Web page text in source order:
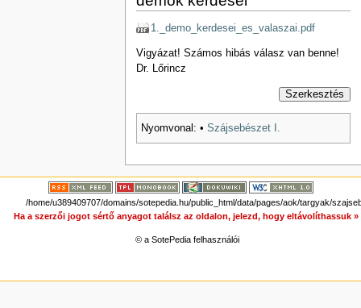
1._demo_kerdesei_es_valaszai.pdf
Vigyázat! Számos hibás válasz van benne!
Dr. Lőrincz
Szerkesztés
Nyomvonal: • Szájsebészet I.
/home/u389409707/domains/sotepedia.hu/public_html/data/pages/aok/targyak/
Ha a szerzői jogot sértő anyagot találsz az oldalon, jelezd, hogy eltávolíthassuk »
© a SotePedia felhasználói